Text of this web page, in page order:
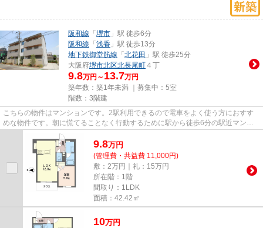
阪和線 「 堺市 」駅 徒歩6分
阪和線 「 浅香 」駅 徒歩13分
地下鉄御堂筋線 「 北花田 」駅 徒歩25分
大阪府堺市北区北長尾町 ４丁
9.8万円～ 13.7万円
築年数：築1年未満 ｜募集中： 5室
階数：3階建
こちらの物件はマンションです。2駅利用できるので電車をよく使う方におすす
めな物件です。朝に慌てることなく行動するために駅から徒歩6分の駅近マンシ
ョンはいかがでしょうか。「シ...
9.8万円
(管理費・共益費 11,000円)
敷：2万円｜礼：15万円
所在階：1階
間取り：1LDK
面積：42.42㎡
10万円